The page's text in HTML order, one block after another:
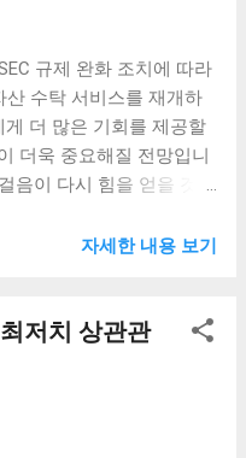
. BTC, 금, 토지 매입 전
BTC와 함께 금 및 토지를
을 밝혔습니다. 특히 금
경제의 불확실성 속에서
는지를 잘 보...
. 암호화폐의 특성상 전
능성 또한 배제할 수 없
같은 범죄 행위가 암호화
인해 정부와 규제 기관은
커지고 있다. 따라서 정
두리 안에서 암호화폐
니라, 기업들이 안정적인
련된다. 또한, 명확한 규제
있다. 현재 은행들은 암
부가 체계적인 규제를
규제 완화 조치에 따라
수탁 서비스를 재개하
더 많은 기회를 제공할
더욱 중요해질 전망입니
음이 다시 힘을 얻을 것으
탁 서비스를 제공하는 기
권거래위원회(SEC)에 의
다. 이러한 완화 조치는
다. US 뱅콥의 수탁 서비
자세한 내용 보기
저치 상관관